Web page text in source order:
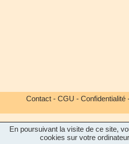
Contact - CGU - Confidentialité
En poursuivant la visite de ce site,
cookies sur votre